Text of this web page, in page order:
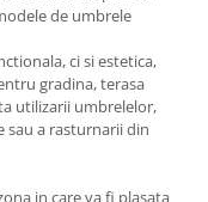
de umbrele
ci si estetica,
gradina, terasa
utilizarii umbrelelor,
a rasturnarii din
in care va fi plasata